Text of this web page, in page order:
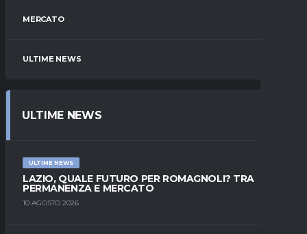
MERCATO
ULTIME NEWS
ULTIME NEWS
ULTIME NEWS
LAZIO, QUALE FUTURO PER ROMAGNOLI? TRA
PERMANENZA E MERCATO
10 AGOSTO 2026